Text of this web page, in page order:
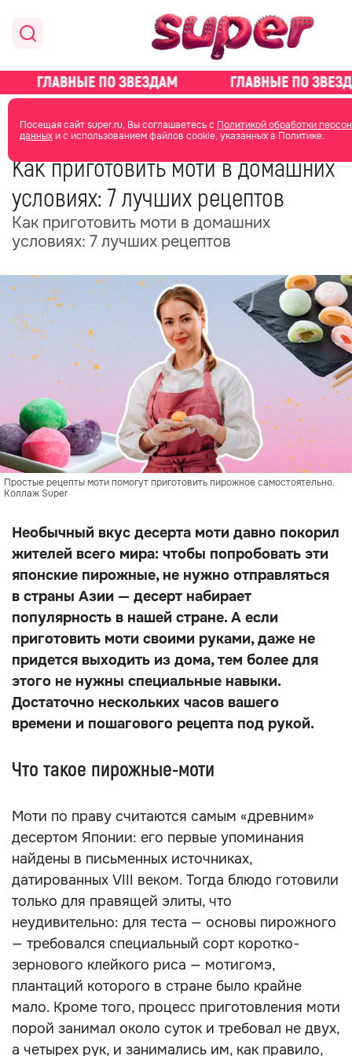
Посещая сайт super.ru, Вы соглашаетесь с Политикой обработки
данныхи с использованием файлов cookie, указанных в Политике.
главная стиль жизни
Как приготовить моти в домашних
условиях: 7 лучших рецептов
Как приготовить моти в домашних
условиях: 7 лучших рецептов
Простые рецепты моти помогут приготовить пирожное самостоятельно.
Коллаж Super
Необычный вкус десерта моти давно покорил
жителей всего мира: чтобы попробовать эти
японские пирожные, не нужно отправляться
в страны Азии — десерт набирает
популярность в нашей стране. А если
приготовить моти своими руками, даже не
придется выходить из дома, тем более для
этого не нужны специальные навыки.
Достаточно нескольких часов вашего
времени и пошагового рецепта под рукой.
Что такое пирожные-моти
Моти по праву считаются самым «древним»
десертом Японии: его первые упоминания
найдены в письменных источниках,
датированных VIII веком. Тогда блюдо готовили
только для правящей элиты, что
неудивительно: для теста — основы пирожного
— требовался специальный сорт коротко-
зернового клейкого риса — мотигомэ,
плантаций которого в стране было крайне
мало. Кроме того, процесс приготовления моти
порой занимал около суток и требовал не двух,
а четырех рук, и занимались им, как правило,